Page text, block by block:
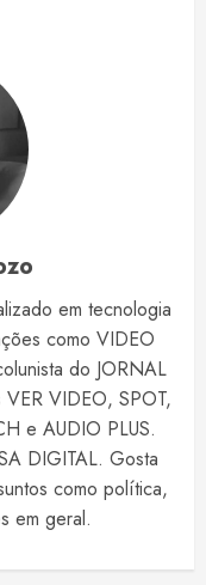
em tecnologia
como VIDEO
do JORNAL
VER VIDEO, SPOT,
e AUDIO PLUS.
DIGITAL. Gosta
como política,
em geral.